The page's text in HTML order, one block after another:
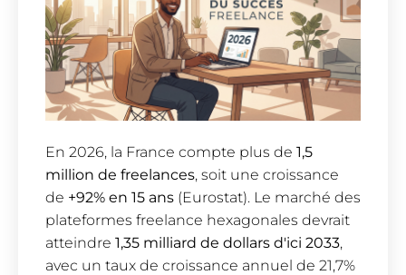
En 2026, la France compte plus de 1,5
million de freelances, soit une croissance
de +92% en 15 ans (Eurostat). Le marché des
plateformes freelance hexagonales devrait
atteindre 1,35 milliard de dollars d'ici 2033,
avec un taux de croissance annuel de 21,7%